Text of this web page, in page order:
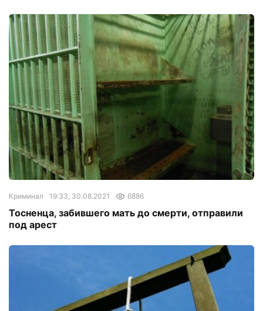
Криминал 19:33, 30.08.2021 6886
Тосненца, забившего мать до смерти, отправили
под арест